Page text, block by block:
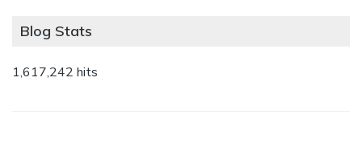
Blog Stats
1,617,242 hits